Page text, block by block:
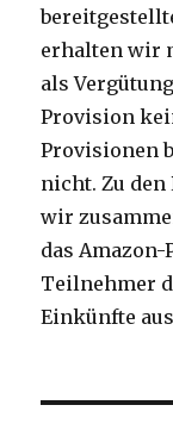
erhalten wir
als
Provision
Provisionen
nicht. Zu
wir
das
Teilnehmer
Einkünfte